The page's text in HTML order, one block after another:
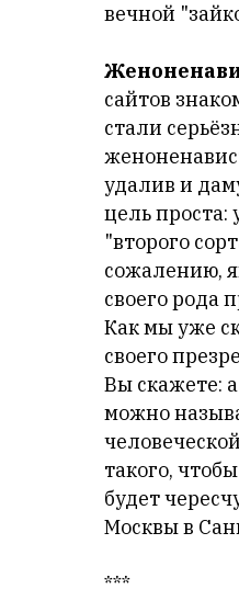
вечной
сайтов
стали
удалив и
цель
"второго
сожалению,
своего рода
Как мы уже
своего
Вы скажете: а
можно
такого,
будет
Москвы в
***